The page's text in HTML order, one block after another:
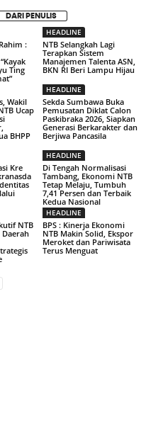
DARI PENULIS
:
Ting
HEADLINE
NTB Selangkah Lagi
Terapkan Sistem
Manajemen Talenta ASN,
BKN RI Beri Lampu Hijau
Wakil
Ucap
BHPP
HEADLINE
Sekda Sumbawa Buka
Pemusatan Diklat Calon
Paskibraka 2026, Siapkan
Generasi Berkarakter dan
Berjiwa Pancasila
Kre
HEADLINE
Di Tengah Normalisasi
Tambang, Ekonomi NTB
Tetap Melaju, Tumbuh
7,41 Persen dan Terbaik
Kedua Nasional
NTB
HEADLINE
BPS : Kinerja Ekonomi
NTB Makin Solid, Ekspor
Meroket dan Pariwisata
Terus Menguat